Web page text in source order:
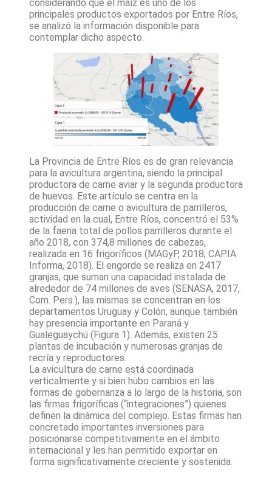
considerando que el maíz es uno de los
principales productos exportados por Entre Ríos,
se analizó la información disponible para
contemplar dicho aspecto.
La Provincia de Entre Ríos es de gran relevancia
para la avicultura argentina, siendo la principal
productora de carne aviar y la segunda productora
de huevos. Este artículo se centra en la
producción de carne o avicultura de parrilleros,
actividad en la cual, Entre Ríos, concentró el 53%
de la faena total de pollos parrilleros durante el
año 2018, con 374,8 millones de cabezas,
realizada en 16 frigoríficos (MAGyP, 2018; CAPIA
Informa, 2018). El engorde se realiza en 2417
granjas, que suman una capacidad instalada de
alrededor de 74 millones de aves (SENASA, 2017,
Com. Pers.), las mismas se concentran en los
departamentos Uruguay y Colón, aunque también
hay presencia importante en Paraná y
Gualeguaychú (Figura 1). Además, existen 25
plantas de incubación y numerosas granjas de
recría y reproductores.
La avicultura de carne está coordinada
verticalmente y si bien hubo cambios en las
formas de gobernanza a lo largo de la historia, son
las firmas frigoríficas (“integraciones”) quienes
definen la dinámica del complejo. Estas firmas han
concretado importantes inversiones para
posicionarse competitivamente en el ámbito
internacional y les han permitido exportar en
forma significativamente creciente y sostenida.